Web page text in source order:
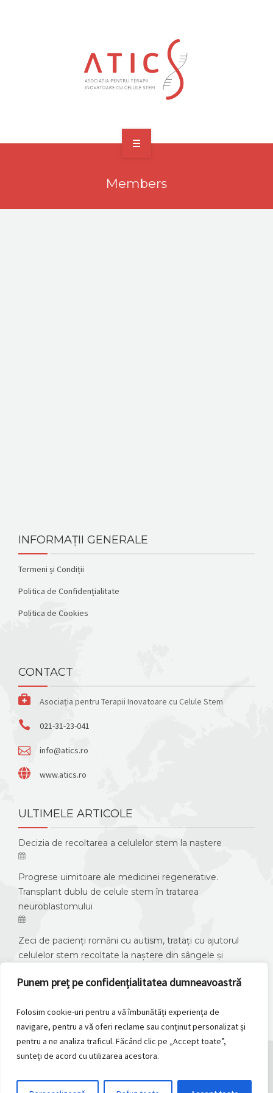
Punem preț pe confidențialitatea dumneavoastră
Folosim cookie-uri pentru a vă îmbunătăți experiența de
navigare, pentru a vă oferi reclame sau conținut personalizat și
pentru a ne analiza traficul. Făcând clic pe „Accept toate”,
sunteți de acord cu utilizarea acestora.
Members
INFORMAȚII GENERALE
Termeni și Condiții
Politica de Confidențialitate
Politica de Cookies
CONTACT
Asociația pentru Terapii Inovatoare cu Celule Stem
021-31-23-041
info@atics.ro
www.atics.ro
ULTIMELE ARTICOLE
Decizia de recoltarea a celulelor stem la naștere
Progrese uimitoare ale medicinei regenerative.
Transplant dublu de celule stem în tratarea
neuroblastomului
Zeci de pacienți români cu autism, tratați cu ajutorul
celulelor stem recoltate la naștere din sângele și